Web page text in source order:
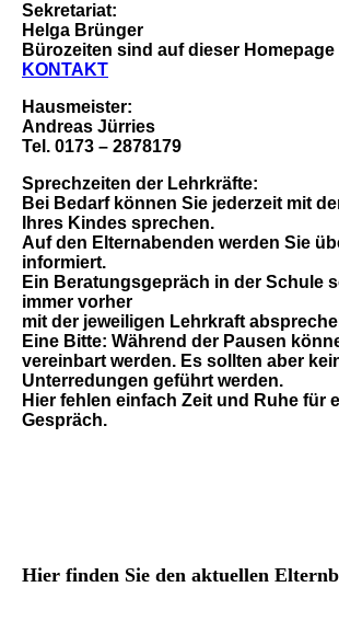
Sekretariat:
Helga Brünger
Bürozeiten sind auf dieser
KONTAKT
Hausmeister:
Andreas Jürries
Tel. 0173 – 2878179
Sprechzeiten der Lehrkräfte:
Bei Bedarf können Sie jederzeit mit
Ihres Kindes sprechen.
Auf den Elternabenden werden Sie
informiert.
Ein Beratungsgepräch in der Schule
immer vorher
mit der jeweiligen Lehrkraft
Eine Bitte: Während der Pausen
vereinbart werden. Es sollten aber
Unterredungen geführt werden.
Hier fehlen einfach Zeit und Ruhe für
Gespräch.
Hier finden Sie den aktuellen